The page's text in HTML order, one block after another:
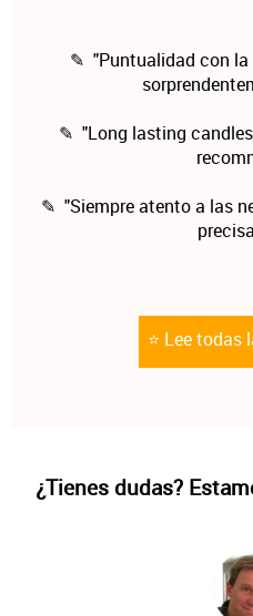
✎ "Puntualidad con la
✎ "Long lasting
✎ "Siempre atento a las
⭐ Lee todas
¿Tienes dudas?